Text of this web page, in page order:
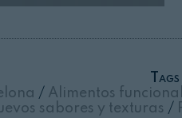
Tags
/ Alimentos
sabores y texturas /